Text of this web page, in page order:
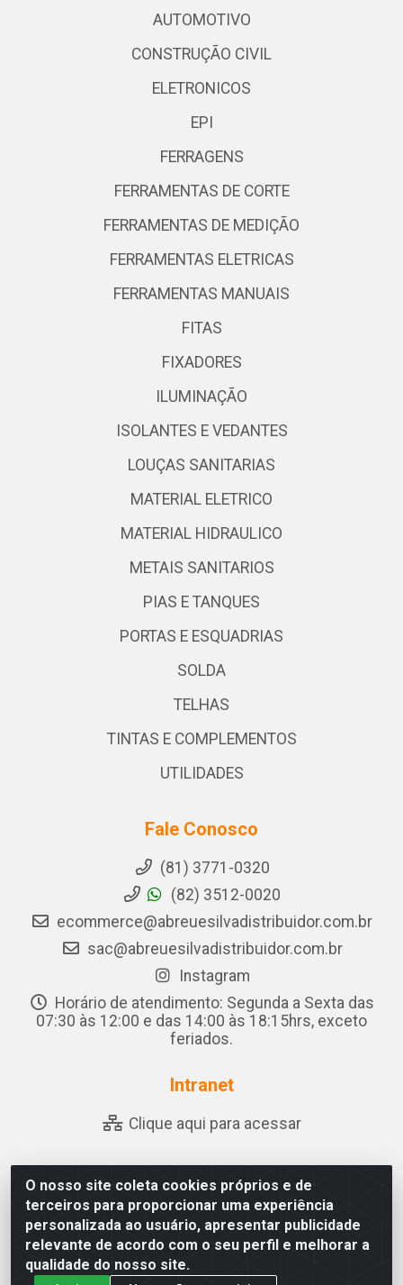
O nosso site coleta cookies próprios e de
terceiros para proporcionar uma experiência
personalizada ao usuário, apresentar publicidade
relevante de acordo com o seu perfil e melhorar a
qualidade do nosso site.
AUTOMOTIVO
CONSTRUÇÃO CIVIL
ELETRONICOS
EPI
FERRAGENS
FERRAMENTAS DE CORTE
FERRAMENTAS DE MEDIÇÃO
FERRAMENTAS ELETRICAS
FERRAMENTAS MANUAIS
FITAS
FIXADORES
ILUMINAÇÃO
ISOLANTES E VEDANTES
LOUÇAS SANITARIAS
MATERIAL ELETRICO
MATERIAL HIDRAULICO
METAIS SANITARIOS
PIAS E TANQUES
PORTAS E ESQUADRIAS
SOLDA
TELHAS
TINTAS E COMPLEMENTOS
UTILIDADES
Fale Conosco
(81) 3771-0320
(82) 3512-0020
ecommerce@abreuesilvadistribuidor.com.br
sac@abreuesilvadistribuidor.com.br
Instagram
Horário de atendimento: Segunda a Sexta das
07:30 às 12:00 e das 14:00 às 18:15hrs, exceto
feriados.
Intranet
Clique aqui para acessar
Abreu & Silva - Rua Padre Jose de Souza Leite, 265 - Ariado,
Olho D'Água das Flores/AL - CEP 57.442-000 - CNPJ
04.790.656/0001-06